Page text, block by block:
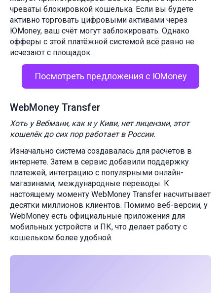
чреваты блокировкой кошелька. Если вы будете
активно торговать цифровыми активами через
ЮMoney, ваш счёт могут заблокировать. Однако
офферы с этой платёжной системой всё равно не
исчезают с площадок.
Посмотреть предложения с ЮMoney
WebMoney Transfer
Хоть у Вебмани, как и у Киви, нет лицензии, этот
кошелёк до сих пор работает в России.
Изначально система создавалась для расчётов в
интернете. Затем в сервис добавили поддержку
платежей, интеграцию с популярными онлайн-
магазинами, международные переводы. К
настоящему моменту WebMoney Transfer насчитывает
десятки миллионов клиентов. Помимо веб-версии, у
WebMoney есть официальные приложения для
мобильных устройств и ПК, что делает работу с
кошельком более удобной.